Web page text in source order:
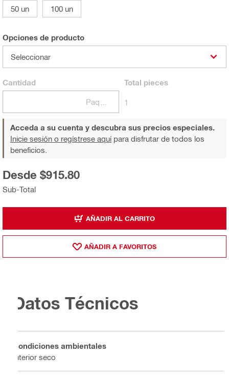
50 un
100 un
Opciones de producto
Seleccionar
Cantidad Total pieces
1
Acceda a su cuenta y descubra sus precios especiales.
Inicie sesión o regístrese aquípara disfrutar de todos los
beneficios.
Sub-Total
Desde $915.80
AÑADIR AL CARRITO
AÑADIR A FAVORITOS
Datos Técnicos
Condiciones ambientales
Interior seco